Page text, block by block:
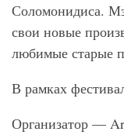
Соломонидиса.
свои новые
любимые старые
В рамках
Организатор —